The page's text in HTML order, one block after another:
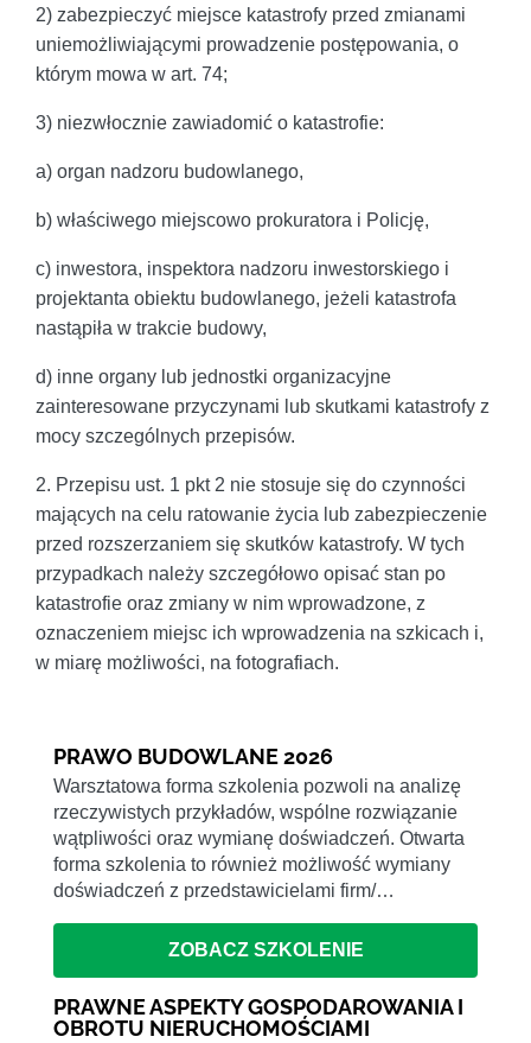
2) zabezpieczyć miejsce katastrofy przed zmianami
uniemożliwiającymi prowadzenie postępowania, o
którym mowa w art. 74;
3) niezwłocznie zawiadomić o katastrofie:
a) organ nadzoru budowlanego,
b) właściwego miejscowo prokuratora i Policję,
c) inwestora, inspektora nadzoru inwestorskiego i
projektanta obiektu budowlanego, jeżeli katastrofa
nastąpiła w trakcie budowy,
d) inne organy lub jednostki organizacyjne
zainteresowane przyczynami lub skutkami katastrofy z
mocy szczególnych przepisów.
2. Przepisu ust. 1 pkt 2 nie stosuje się do czynności
mających na celu ratowanie życia lub zabezpieczenie
przed rozszerzaniem się skutków katastrofy. W tych
przypadkach należy szczegółowo opisać stan po
katastrofie oraz zmiany w nim wprowadzone, z
oznaczeniem miejsc ich wprowadzenia na szkicach i,
w miarę możliwości, na fotografiach.
PRAWO BUDOWLANE 2026
Warsztatowa forma szkolenia pozwoli na analizę
rzeczywistych przykładów, wspólne rozwiązanie
wątpliwości oraz wymianę doświadczeń. Otwarta
forma szkolenia to również możliwość wymiany
doświadczeń z przedstawicielami firm/…
ZOBACZ SZKOLENIE
PRAWNE ASPEKTY GOSPODAROWANIA I
OBROTU NIERUCHOMOŚCIAMI